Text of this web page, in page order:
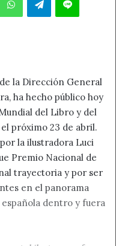
la Dirección General
ha hecho público hoy
del Libro y del
próximo 23 de abril.
la ilustradora Luci
Premio Nacional de
trayectoria y por ser
en el panorama
dentro y fuera